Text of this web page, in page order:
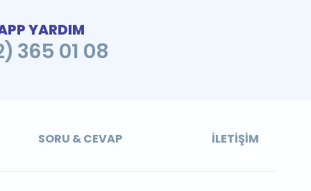
YARDIM
365 01 08
SORU & CEVAP İLETIŞIM